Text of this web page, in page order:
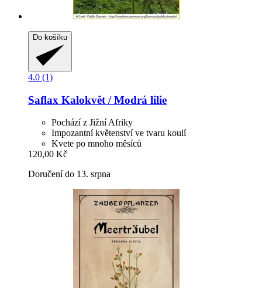
Do košíku
4.0 (1)
Saflax Kalokvět / Modrá lilie
Pochází z Jižní Afriky
Impozantní květenství ve tvaru koulí
Kvete po mnoho měsíců
120,00 Kč
Doručení do 13. srpna